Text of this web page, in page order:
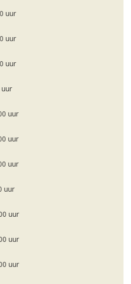
uur
uur
uur
uur
uur
uur
uur
uur
uur
uur